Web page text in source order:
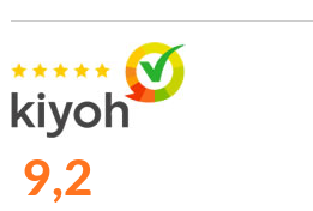
9,2